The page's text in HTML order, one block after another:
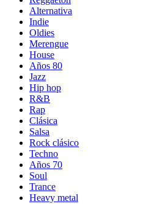
Alternativa
Indie
Oldies
Merengue
House
Años 80
Jazz
Hip hop
R&B
Rap
Clásica
Salsa
Rock clásico
Techno
Años 70
Soul
Trance
Heavy metal